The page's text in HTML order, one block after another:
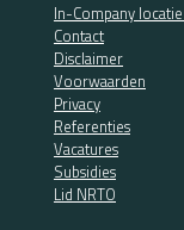
In-Company
Contact
Disclaimer
Voorwaarden
Privacy
Referenties
Vacatures
Subsidies
Lid NRTO